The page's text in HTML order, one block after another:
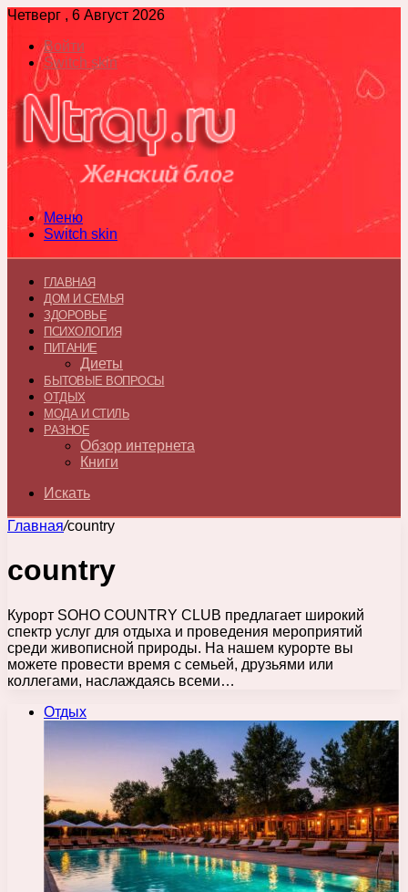
Четверг , 6 Август 2026
Войти
Switch skin
Меню
Switch skin
ГЛАВНАЯ
ДОМ И СЕМЬЯ
ЗДОРОВЬЕ
ПСИХОЛОГИЯ
ПИТАНИЕ
Диеты
БЫТОВЫЕ ВОПРОСЫ
ОТДЫХ
МОДА И СТИЛЬ
РАЗНОЕ
Обзор интернета
Книги
Искать
Главная/country
country
Курорт SOHO COUNTRY CLUB предлагает широкий
спектр услуг для отдыха и проведения мероприятий
среди живописной природы. На нашем курорте вы
можете провести время с семьей, друзьями или
коллегами, наслаждаясь всеми…
Отдых